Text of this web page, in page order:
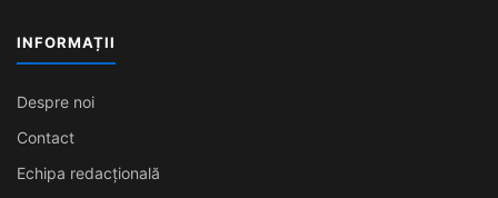
INFORMAȚII
Despre noi
Contact
Echipa redacțională